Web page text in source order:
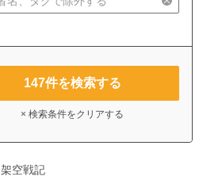
147件を検索する
× 検索条件をクリアする
架空戦記